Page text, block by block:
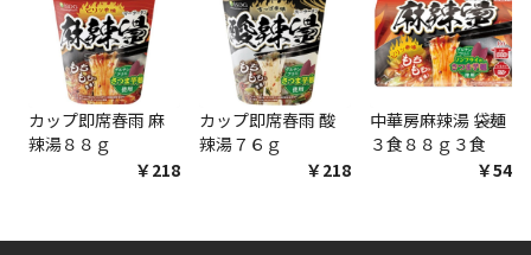
カップ即席春雨 麻
辣湯８８ｇ
￥218
カップ即席春雨 酸
辣湯７６ｇ
￥218
中華房麻辣湯 袋麺
３食８８ｇ３食
￥548